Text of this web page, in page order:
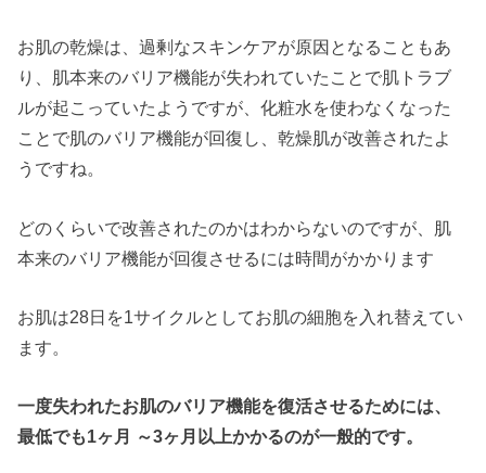
お肌の乾燥は、過剰なスキンケアが原因となることもあ
り、肌本来のバリア機能が失われていたことで肌トラブ
ルが起こっていたようですが、化粧水を使わなくなった
ことで肌のバリア機能が回復し、乾燥肌が改善されたよ
うですね。
どのくらいで改善されたのかはわからないのですが、肌
本来のバリア機能が回復させるには時間がかかります
お肌は28日を1サイクルとしてお肌の細胞を入れ替えてい
ます。
一度失われたお肌のバリア機能を復活させるためには、
最低でも1ヶ月 ～3ヶ月以上かかるのが一般的です。